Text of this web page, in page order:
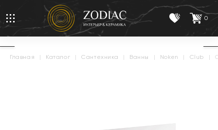
0
главная | каталог | сантехника | ванны | noken | club |